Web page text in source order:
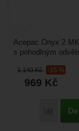
1 140Kč -15 %
969 Kč
Acepac Onyx 2
s pohodlným
objem 2 litry, uvnitř